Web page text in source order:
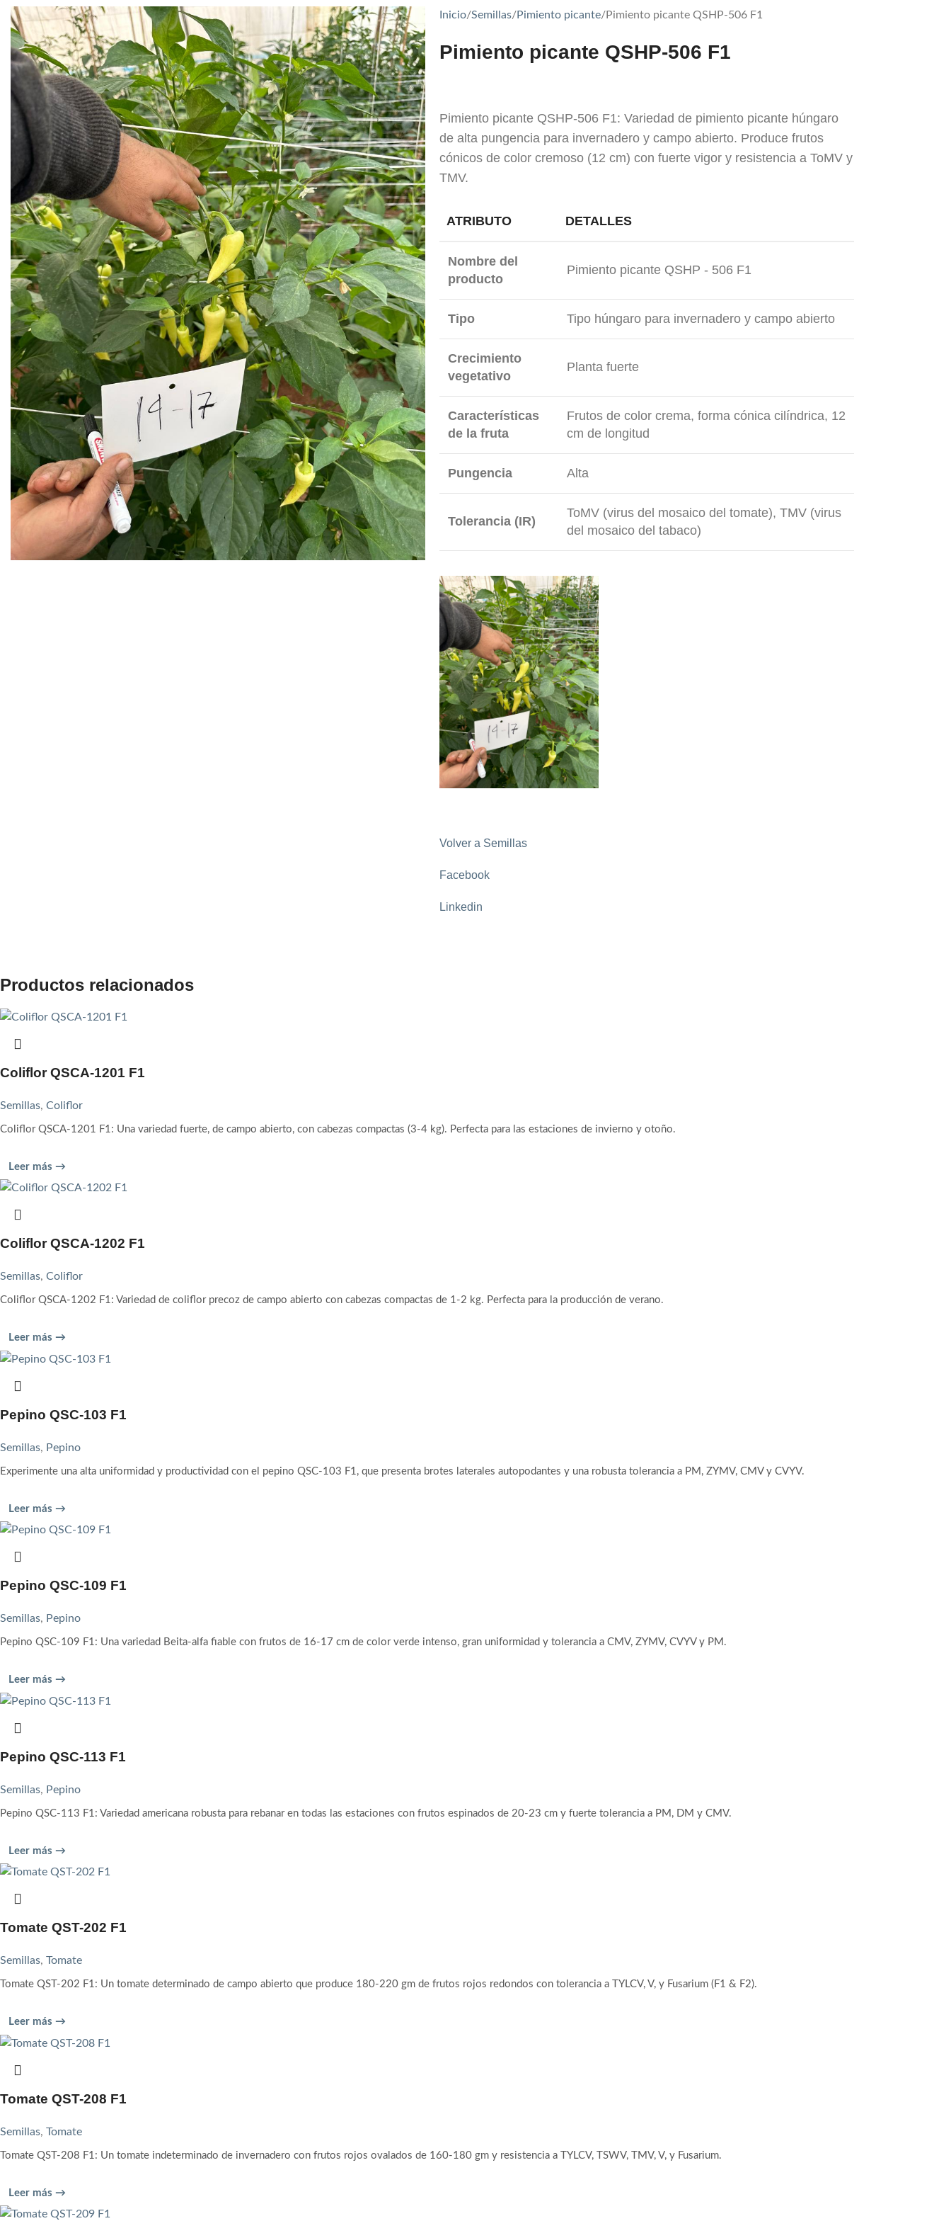
Inicio Semillas Pimiento picante Pimiento picante QSHP-506 F1
Pimiento picante QSHP-506 F1
Pimiento picante QSHP-506 F1: Variedad de pimiento picante húngaro
de alta pungencia para invernadero y campo abierto. Produce frutos
cónicos de color cremoso (12 cm) con fuerte vigor y resistencia a ToMV y
TMV.
ATRIBUTO DETALLES
Nombre del
producto
Pimiento picante QSHP - 506 F1
Tipo Tipo húngaro para invernadero y campo abierto
Crecimiento
vegetativo
Planta fuerte
Características
de la fruta
Frutos de color crema, forma cónica cilíndrica, 12
cm de longitud
Pungencia Alta
Tolerancia (IR)
ToMV (virus del mosaico del tomate), TMV (virus
del mosaico del tabaco)
Volver a Semillas
Facebook
Linkedin
Productos relacionados
Coliflor QSCA-1201 F1
Semillas, Coliflor
Coliflor QSCA-1201 F1: Una variedad fuerte, de campo abierto, con cabezas compactas (3-4 kg). Perfecta para las estaciones de invierno y otoño.
Leer más →
Coliflor QSCA-1202 F1
Semillas, Coliflor
Coliflor QSCA-1202 F1: Variedad de coliflor precoz de campo abierto con cabezas compactas de 1-2 kg. Perfecta para la producción de verano.
Leer más →
Pepino QSC-103 F1
Semillas, Pepino
Experimente una alta uniformidad y productividad con el pepino QSC-103 F1, que presenta brotes laterales autopodantes y una robusta tolerancia a PM, ZYMV, CMV y CVYV.
Leer más →
Pepino QSC-109 F1
Semillas, Pepino
Pepino QSC-109 F1: Una variedad Beita-alfa fiable con frutos de 16-17 cm de color verde intenso, gran uniformidad y tolerancia a CMV, ZYMV, CVYV y PM.
Leer más →
Pepino QSC-113 F1
Semillas, Pepino
Pepino QSC-113 F1: Variedad americana robusta para rebanar en todas las estaciones con frutos espinados de 20-23 cm y fuerte tolerancia a PM, DM y CMV.
Leer más →
Tomate QST-202 F1
Semillas, Tomate
Tomate QST-202 F1: Un tomate determinado de campo abierto que produce 180-220 gm de frutos rojos redondos con tolerancia a TYLCV, V, y Fusarium (F1 & F2).
Leer más →
Tomate QST-208 F1
Semillas, Tomate
Tomate QST-208 F1: Un tomate indeterminado de invernadero con frutos rojos ovalados de 160-180 gm y resistencia a TYLCV, TSWV, TMV, V, y Fusarium.
Leer más →